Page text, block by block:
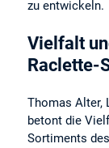
zu entwickeln.
Vielfalt
Raclette-
Thomas Alter,
betont die
Sortiments